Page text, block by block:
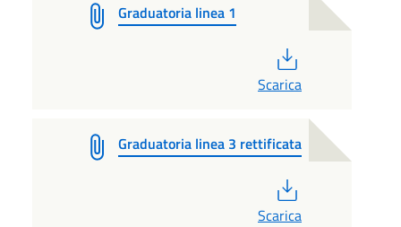
Graduatoria linea 1
Scarica
Graduatoria linea 3 rettificata
Scarica